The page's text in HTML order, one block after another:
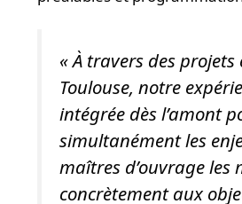
«À travers des
Toulouse, notre
intégrée dès l’amont
simultanément les
maîtres d’ouvrage
concrètement aux